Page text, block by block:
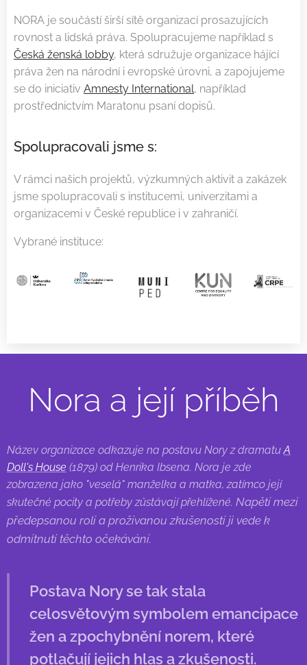
NORA je součástí širší sítě organizací prosazujících
rovnost a lidská práva. Spolupracujeme například s
Česká ženská lobby, která sdružuje organizace hájící
práva žen na národní i evropské úrovni, a zapojujeme
se do iniciativ Amnesty International, například
prostřednictvím Maratonu psaní dopisů.
Spolupracovali jsme s:
V rámci našich projektů, výzkumných aktivit a zakázek
jsme spolupracovali s institucemi, univerzitami a
organizacemi v České republice i v zahraničí.
Vybrané instituce:
Nora a její příběh
Název organizace odkazuje na postavu Nory z dramatuA
Doll's House (1879) od Henrika Ibsena. Nora je zde
zobrazena jako "veselá" manželka a matka, zatímco její
skutečné pocity a potřeby zůstávají přehlížené. Napětí mezi
předepsanou rolí a prožívanou zkušeností ji vede k
odmítnutí těchto očekávání.
Postava Nory se tak stala
celosvětovým symbolem emancipace
žen a zpochybnění norem, které
potlačují jejich hlas a zkušenosti.